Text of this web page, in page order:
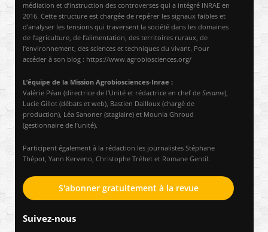
médiation et d’instruction des controverses qui a intégré INRAE en
2016. Cette structure est chargée de repérer les signaux faibles et
d’analyser les tensions qui traversent la société dans les domaines
de l’agriculture, de l’alimentation, des territoires ruraux, de
l’environnement, des sciences et techniques du vivant. Pour
accéder à son blog : https://www.agrobiosciences.org/
L’équipe de la Mission Agrobiosciences-Inrae :
Valérie Péan (directrice de l’Unité et rédactrice en chef de Sesame),
Lucie Gillot (débats et web), Bastien Dailloux (chargé de
production), Léa Sanoner (stagiaire) et Mounia Ghroud
(gestionnaire de l’unité).
Participent également à la rédaction les journalistes Stéphane
Thépot, Yann Kerveno, Christophe Tréhet et Romane Gentil.
S'abonner gratuitement à la revue
Suivez-nous